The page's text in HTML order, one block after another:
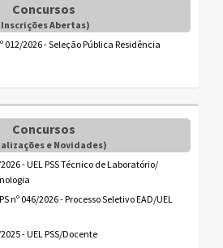
Concursos
Abertas)
012/2026 - Seleção Pública Residência
Concursos
e Novidades)
- UEL PSS Técnico de Laboratório/
nº 046/2026 - Processo Seletivo EAD/UEL
- UEL PSS/Docente